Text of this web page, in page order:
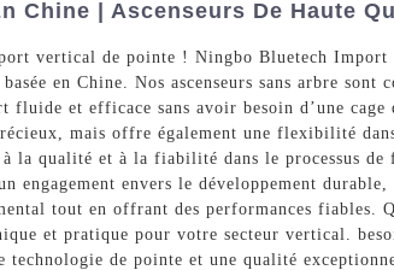
Chine | Ascenseurs De Haute
vertical de pointe ! Ningbo Bluetech
en Chine. Nos ascenseurs sans arbre
et efficace sans avoir besoin d’une
mais offre également une flexibilité
qualité et à la fiabilité dans le processus de
engagement envers le développement
tout en offrant des performances fiables.
et pratique pour votre secteur vertical.
de pointe et une qualité